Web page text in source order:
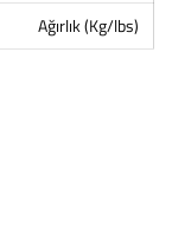
Ağırlık (Kg/lbs)